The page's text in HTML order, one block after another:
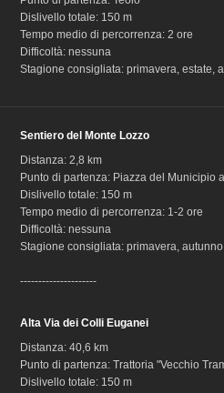
Dislivello totale: 150 m
Tempo medio di percorrenza: 2 ore
Difficoltà: nessuna
Stagione consigliata: primavera, estate,
Sentiero del Monte Lozzo
Distanza: 2,8 km
Punto di partenza: Piazza del Municipio
Dislivello totale: 150 m
Tempo medio di percorrenza: 1-2 ore
Difficoltà: nessuna
Stagione consigliata: primavera, autunno
---------------------
Alta Via dei Colli Euganei
Distanza: 40,6 km
Punto di partenza: Trattoria "Vecchio
Dislivello totale: 150 m